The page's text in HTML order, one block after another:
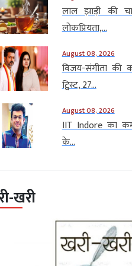
लाल झाड़ी की
लोकप्रियता,...
August 08, 2026
विजय-संगीता की
ट्विस्ट, 27...
August 08, 2026
IIT Indore का
के...
खरी